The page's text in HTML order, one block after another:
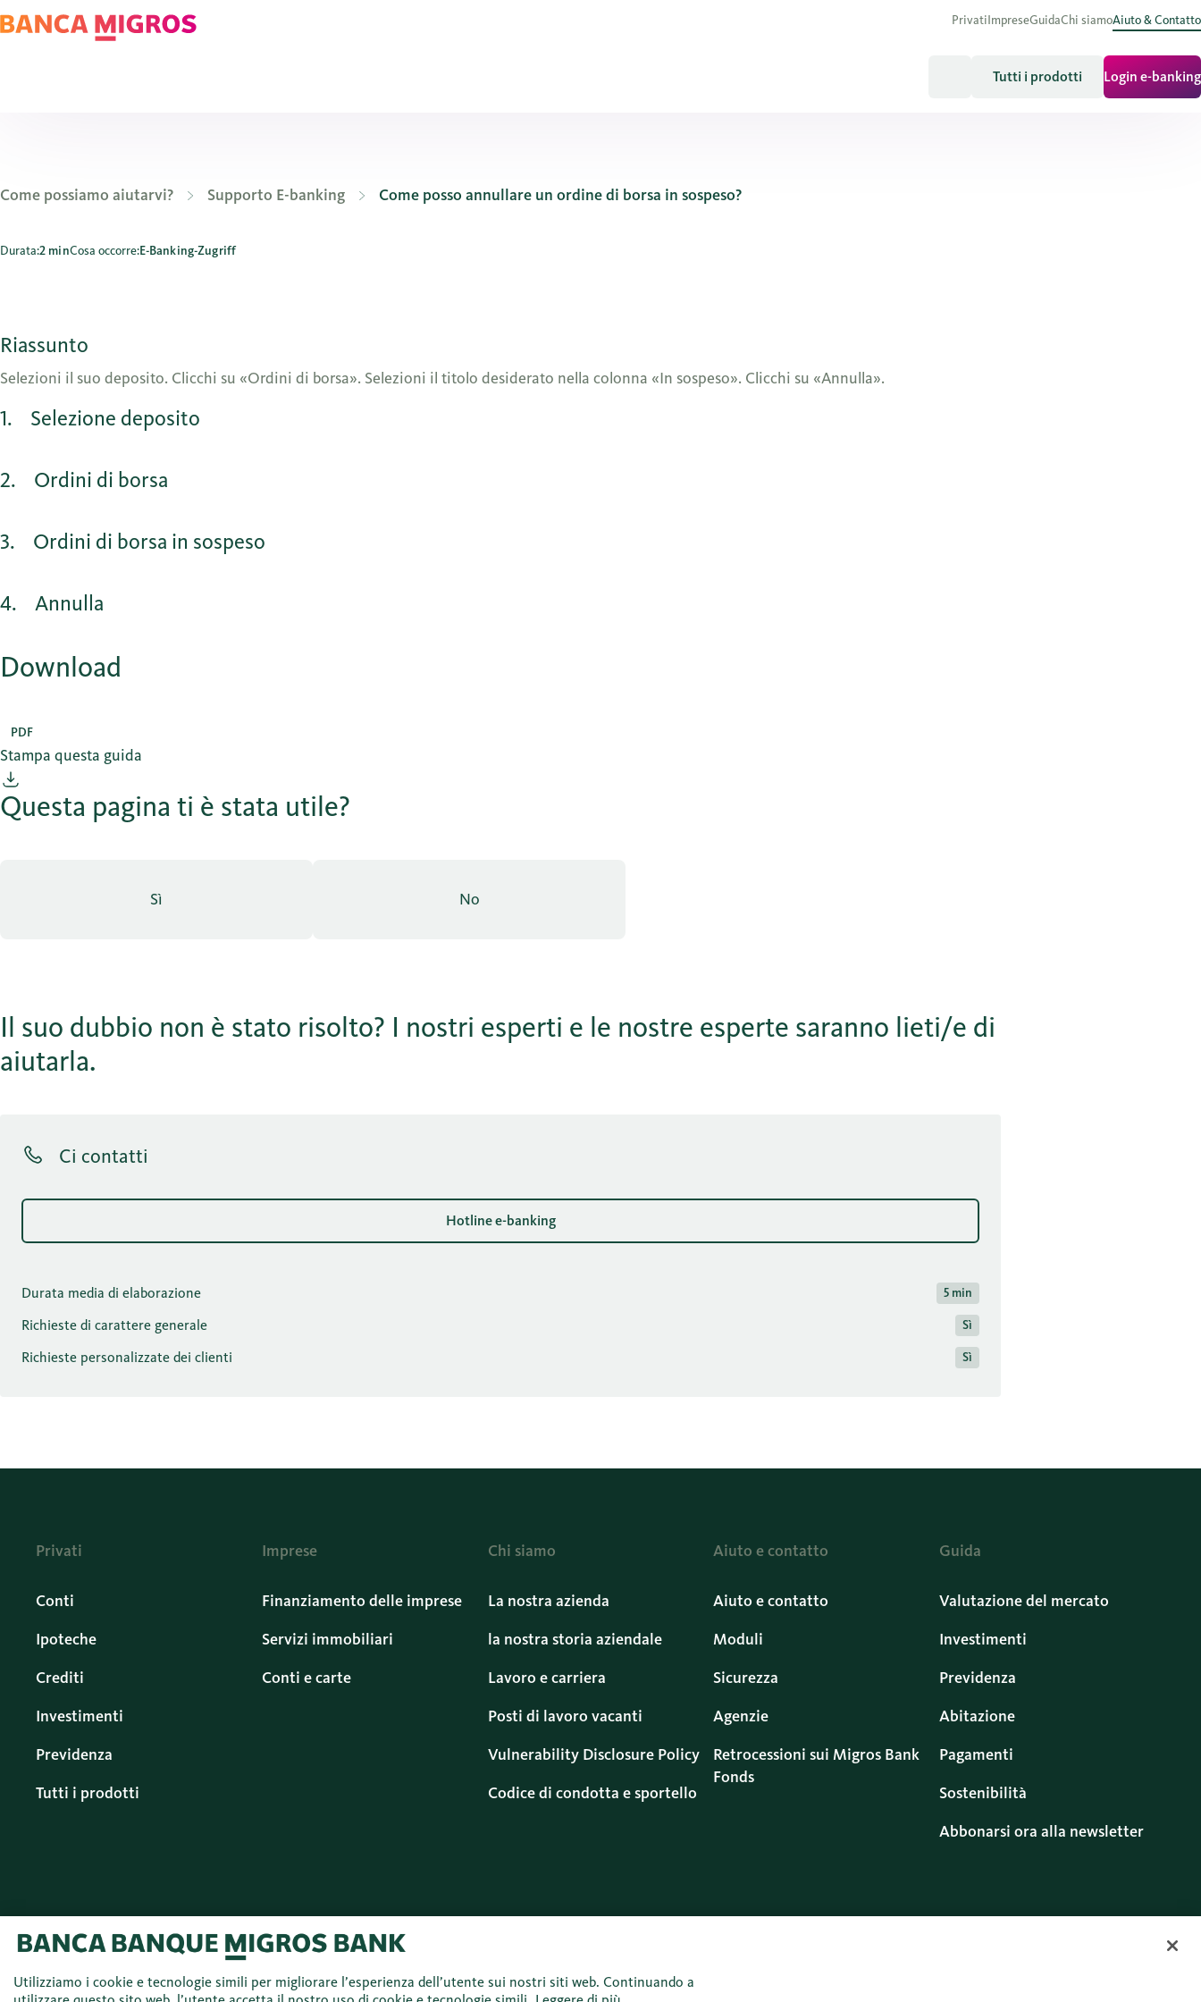
PrivatiImpreseGuidaChi siamoAiuto & Contatto
Tutti i prodotti Login e-banking
Come possiamo aiutarvi? Supporto E-banking Come posso annullare un ordine di borsa in sospeso?
Come posso annullare un ordine di borsa in sospeso?
Durata:2 minCosa occorre:E-Banking-Zugriff
Riassunto
Selezioni il suo deposito. Clicchi su «Ordini di borsa». Selezioni il titolo desiderato nella colonna «In sospeso». Clicchi su «Annulla».
1 Selezione deposito
2 Ordini di borsa
3 Ordini di borsa in sospeso
4 Annulla
Download
PDF
Stampa questa guida
Questa pagina ti è stata utile?
Sì No
Il suo dubbio non è stato risolto? I nostri esperti e le nostre esperte saranno lieti/e di
aiutarla.
Ci contatti
Hotline e-banking
Durata media di elaborazione 5 min
Richieste di carattere generale Sì
Richieste personalizzate dei clienti Sì
Privati
Conti
Ipoteche
Crediti
Investimenti
Previdenza
Tutti i prodotti
Imprese
Finanziamento delle imprese
Servizi immobiliari
Conti e carte
Chi siamo
La nostra azienda
la nostra storia aziendale
Lavoro e carriera
Posti di lavoro vacanti
Vulnerability Disclosure Policy
Codice di condotta e sportello
Aiuto e contatto
Aiuto e contatto
Moduli
Sicurezza
Agenzie
Retrocessioni sui Migros Bank
Fonds
Guida
Valutazione del mercato
Investimenti
Previdenza
Abitazione
Pagamenti
Sostenibilità
Abbonarsi ora alla newsletter
© 2026 Banca Migros
dati
legali
Utilizziamo i cookie e tecnologie simili per migliorare l’esperienza dell’utente sui nostri siti web. Continuando a